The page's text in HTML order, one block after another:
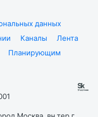
данных
Каналы
Лента
Планирующим